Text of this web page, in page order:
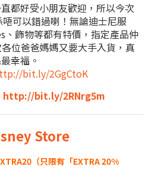
都好受小朋友歡迎，所以今次
可以錯過喇！無論迪士尼服
、飾物等都有特價，指定產品仲
位爸爸媽媽又要大手入貨，真
幸福。
bit.ly/2GgCtoK
http://bit.ly/2RNrg5m
Store
（只限有「EXTRA 20%